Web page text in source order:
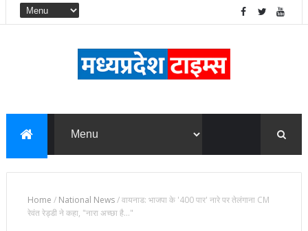
Home / National News/वायनाड: भाजपा के '400 पार' नारे पर तेलंगाना CM
रेवंत रेड्डी ने कहा, "नारा अच्छा है..."